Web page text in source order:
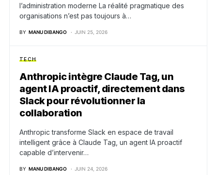
l’administration moderne La réalité pragmatique des
organisations n’est pas toujours à…
BY MANU DIBANGO JUIN 25, 2026
TECH
Anthropic intègre Claude Tag, un
agent IA proactif, directement dans
Slack pour révolutionner la
collaboration
Anthropic transforme Slack en espace de travail
intelligent grâce à Claude Tag, un agent IA proactif
capable d’intervenir…
BY MANU DIBANGO JUIN 24, 2026